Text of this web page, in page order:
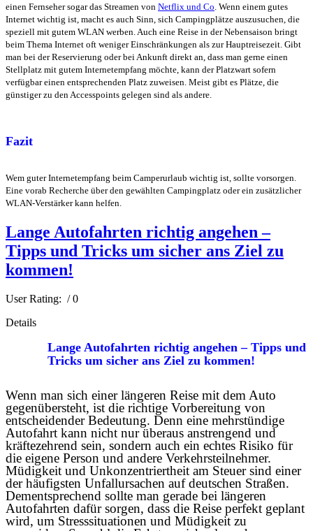
einen Fernseher sogar das Streamen von Netflix und Co . Wenn einem gutes
Internet wichtig ist, macht es auch Sinn, sich Campingplätze auszusuchen, die
speziell mit gutem WLAN werben. Auch eine Reise in der Nebensaison bringt
beim Thema Internet oft weniger Einschränkungen als zur Hauptreisezeit. Gibt
man bei der Reservierung oder bei Ankunft direkt an, dass man gerne einen
Stellplatz mit gutem Internetempfang möchte, kann der Platzwart sofern
verfügbar einen entsprechenden Platz zuweisen. Meist gibt es Plätze, die
günstiger zu den Accesspoints gelegen sind als andere.
Fazit
Wem guter Internetempfang beim Camperurlaub wichtig ist, sollte vorsorgen.
Eine vorab Recherche über den gewählten Campingplatz oder ein zusätzlicher
WLAN-Verstärker kann helfen.
Lange Autofahrten richtig angehen –
Tipps und Tricks um sicher ans Ziel zu
kommen!
User Rating: / 0
Details
Lange Autofahrten richtig angehen – Tipps und
Tricks um sicher ans Ziel zu kommen!
Wenn man sich einer längeren Reise mit dem Auto
gegenübersteht, ist die richtige Vorbereitung von
entscheidender Bedeutung. Denn eine mehrstündige
Autofahrt kann nicht nur überaus anstrengend und
kräftezehrend sein, sondern auch ein echtes Risiko für
die eigene Person und andere Verkehrsteilnehmer.
Müdigkeit und Unkonzentriertheit am Steuer sind einer
der häufigsten Unfallursachen auf deutschen Straßen.
Dementsprechend sollte man gerade bei längeren
Autofahrten dafür sorgen, dass die Reise perfekt geplant
wird, um Stresssituationen und Müdigkeit zu